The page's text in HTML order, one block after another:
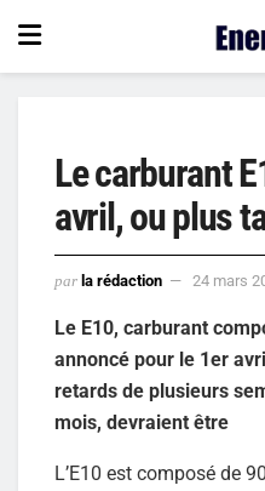
Le carburant
avril, ou plus
par la rédaction 24 mars
Le E10, carburant
annoncé pour le 1er
retards de plusieurs
mois, devraient être
L’E10 est composé de